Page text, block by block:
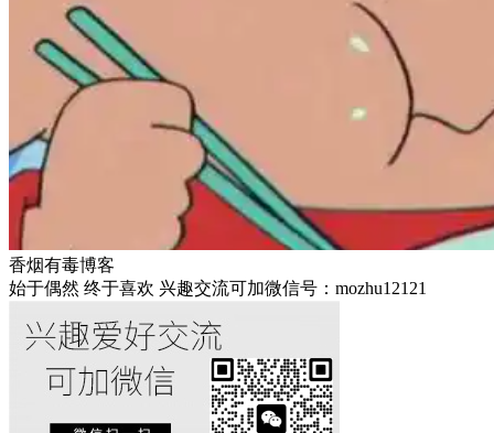
香烟有毒博客
始于偶然 终于喜欢 兴趣交流可加微信号：mozhu12121